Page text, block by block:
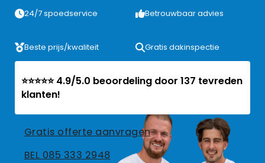
24/7 spoedservice Betrouwbaar advies
Beste prijs/kwaliteit Gratis dakinspectie
⭐⭐⭐⭐⭐ 4.9/5.0 beoordeling door 137 tevreden
klanten!
Gratis offerte aanvragen
BEL 085 333 2948